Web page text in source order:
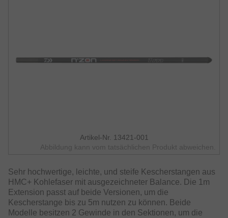
Artikel-Nr. 13421-001
Abbildung kann vom tatsächlichen Produkt abweichen.
Sehr hochwertige, leichte, und steife Kescherstangen aus
HMC+ Kohlefaser mit ausgezeichneter Balance. Die 1m
Extension passt auf beide Versionen, um die
Kescherstange bis zu 5m nutzen zu können. Beide
Modelle besitzen 2 Gewinde in den Sektionen, um die